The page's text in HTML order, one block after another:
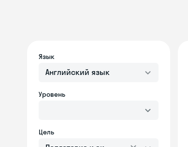
Язык
Английский язык
Уровень
Цель